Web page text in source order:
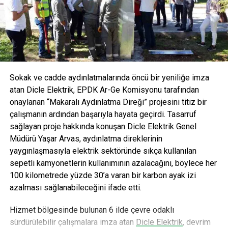
formüllerle tüketicilere sunuluyor. Bu yenilikçi yaklaşımla
AVOYA hem maden suyu hem de mineralli gazlı içecek
kategorisinde devrim yaratmayı hedefliyor.
Sokak ve cadde aydınlatmalarında öncü bir yeniliğe imza
atan Dicle Elektrik, EPDK Ar-Ge Komisyonu tarafından
onaylanan “Makaralı Aydınlatma Direği” projesini titiz bir
çalışmanın ardından başarıyla hayata geçirdi. Tasarruf
sağlayan proje hakkında konuşan Dicle Elektrik Genel
Müdürü Yaşar Arvas, aydınlatma direklerinin
yaygınlaşmasıyla elektrik sektöründe sıkça kullanılan
sepetli kamyonetlerin kullanımının azalacağını, böylece her
100 kilometrede yüzde 30’a varan bir karbon ayak izi
azalması sağlanabileceğini ifade etti.
Hizmet bölgesinde bulunan 6 ilde çevre odaklı
sürdürülebilir çalışmalara imza atan Dicle Elektrik, devrim